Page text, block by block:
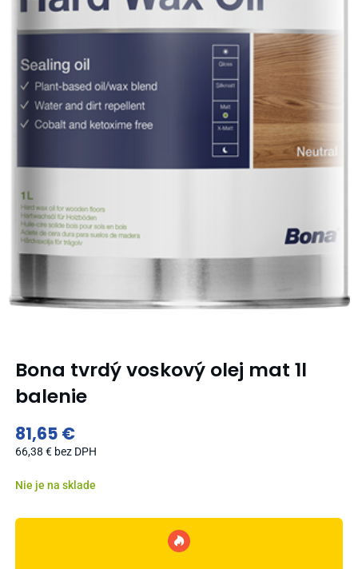
Bona tvrdý voskový olej mat 1l
balenie
81,65 €
66,38 € bez DPH
Nie je na sklade